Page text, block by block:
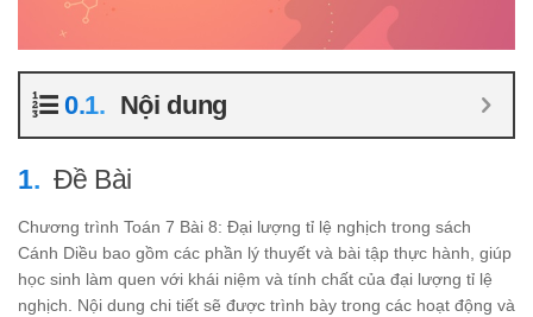
Nội dung
Đề Bài
Chương trình Toán 7 Bài 8: Đại lượng tỉ lệ nghịch trong sách
Cánh Diều bao gồm các phần lý thuyết và bài tập thực hành, giúp
học sinh làm quen với khái niệm và tính chất của đại lượng tỉ lệ
nghịch. Nội dung chi tiết sẽ được trình bày trong các hoạt động và